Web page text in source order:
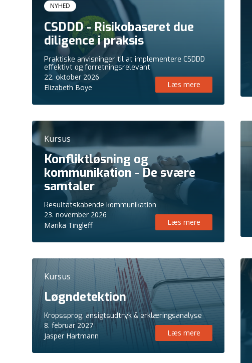
NYHED
Kursus
CSDDD - Risikobaseret due
diligence i praksis
Praktiske anvisninger til at implementere CSDDD
effektivt og forretningsrelevant
22. oktober 2026
Elizabeth Boye
Læs mere
Kursus
Konfliktløsning og
kommunikation - De svære
samtaler
Resultatskabende kommunikation
23. november 2026
Marika Tingleff
Læs mere
Kursus
Løgndetektion
Kropssprog, ansigtsudtryk & erklæringsanalyse
8. februar 2027
Jasper Hartmann
Læs mere